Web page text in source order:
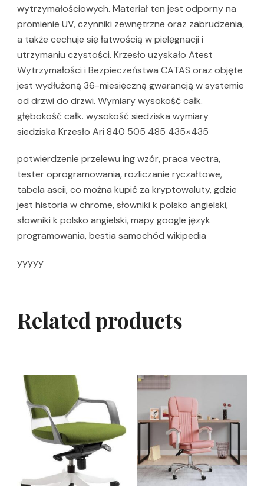
wytrzymałościowych. Materiał ten jest odporny na
promienie UV, czynniki zewnętrzne oraz zabrudzenia,
a także cechuje się łatwością w pielęgnacji i
utrzymaniu czystości. Krzesło uzyskało Atest
Wytrzymałości i Bezpieczeństwa CATAS oraz objęte
jest wydłużoną 36-miesięczną gwarancją w systemie
od drzwi do drzwi. Wymiary wysokość całk.
głębokość całk. wysokość siedziska wymiary
siedziska Krzesło Ari 840 505 485 435×435
potwierdzenie przelewu ing wzór, praca vectra,
tester oprogramowania, rozliczanie ryczałtowe,
tabela ascii, co można kupić za kryptowaluty, gdzie
jest historia w chrome, słowniki k polsko angielski,
słowniki k polsko angielski, mapy google język
programowania, bestia samochód wikipedia
yyyyy
Related products